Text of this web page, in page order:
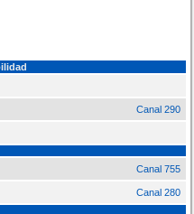
Canal 290
Canal 755
Canal 280